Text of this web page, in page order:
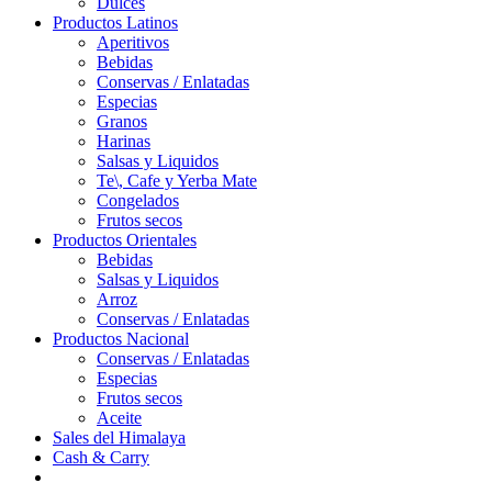
Productos Latinos
Aperitivos
Bebidas
Conservas / Enlatadas
Especias
Granos
Harinas
Salsas y Liquidos
Te\, Cafe y Yerba Mate
Congelados
Frutos secos
Productos Orientales
Bebidas
Salsas y Liquidos
Arroz
Conservas / Enlatadas
Productos Nacional
Conservas / Enlatadas
Especias
Frutos secos
Aceite
Sales del Himalaya
Cash & Carry